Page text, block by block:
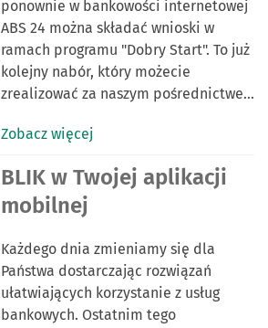
ponownie w bankowości internetowej
ABS 24 można składać wnioski w
ramach programu "Dobry Start". To już
kolejny nabór, który możecie
zrealizować za naszym pośrednictwe…
Zobacz więcej
DATA PUBLIKACJI:
BLIK w Twojej aplikacji
mobilnej
Każdego dnia zmieniamy się dla
Państwa dostarczając rozwiązań
ułatwiających korzystanie z usług
bankowych. Ostatnim tego